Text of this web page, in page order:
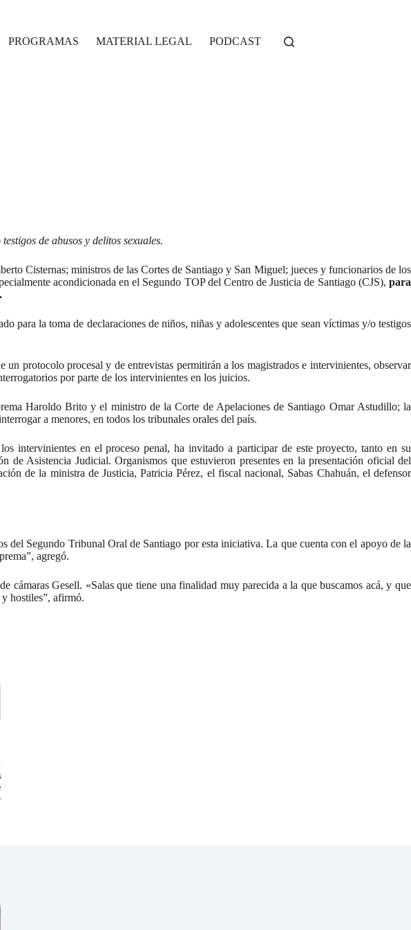
PROGRAMAS MATERIAL LEGAL PODCAST
de abusos y delitos sexuales.
Cisternas; ministros de las Cortes de Santiago y San Miguel; jueces y funcionarios de los
acondicionada en el Segundo TOP del Centro de Justicia de Santiago (CJS), para
para la toma de declaraciones de niños, niñas y adolescentes que sean víctimas y/o testigos
protocolo procesal y de entrevistas permitirán a los magistrados e intervinientes, observar
por parte de los intervinientes en los juicios.
Haroldo Brito y el ministro de la Corte de Apelaciones de Santiago Omar Astudillo; la
a menores, en todos los tribunales orales del país.
intervinientes en el proceso penal, ha invitado a participar de este proyecto, tanto en su
Asistencia Judicial. Organismos que estuvieron presentes en la presentación oficial del
de la ministra de Justicia, Patricia Pérez, el fiscal nacional, Sabas Chahuán, el defensor
del Segundo Tribunal Oral de Santiago por esta iniciativa. La que cuenta con el apoyo de la
agregó.
Gesell. «Salas que tiene una finalidad muy parecida a la que buscamos acá, y que
hostiles”, afirmó.